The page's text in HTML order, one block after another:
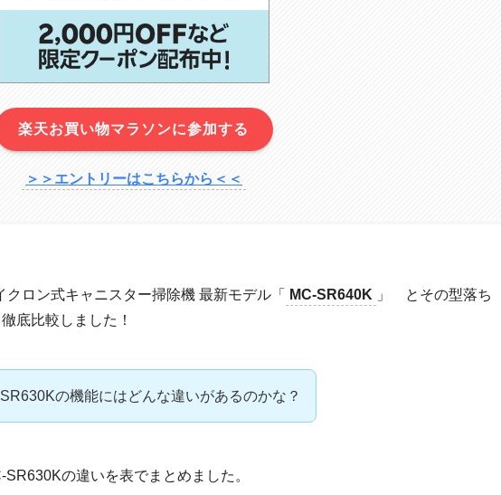
楽天お買い物マラソンに参加する
＞＞エントリーはこちらから＜＜
ロン式キャニスター掃除機 最新モデル「 MC-SR640K 」 とその型落ち
底比較しました！
の機能にはどんな違いがあるのかな？
の違いを表でまとめました。